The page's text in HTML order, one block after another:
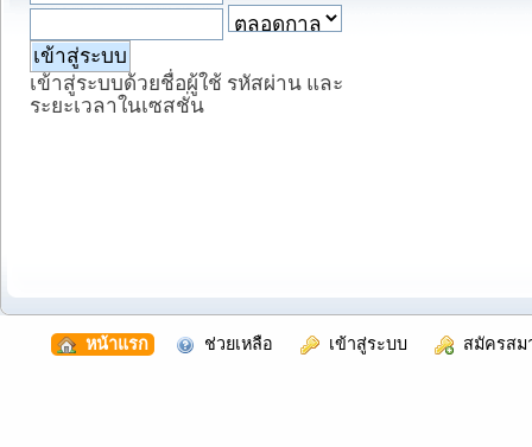
เข้าสู่ระบบด้วยชื่อผู้ใช้ รหัสผ่าน และ
ระยะเวลาในเซสชั่น
หน้าแรก ช่วยเหลือ เข้าสู่ระบบ สมัครสม